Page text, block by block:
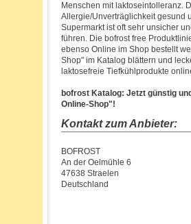
Menschen mit laktoseintolleranz.
Allergie/Unverträglichkeit gesund
Supermarkt ist oft sehr unsicher
führen. Die bofrost free
ebenso Online im Shop bestellt
Shop" im Katalog blättern und
laktosefreie Tiefkühlprodukte
bofrost Katalog: Jetzt günstig
Online-Shop"!
Kontakt zum Anbieter:
BOFROST
An der Oelmühle 6
47638 Straelen
Deutschland